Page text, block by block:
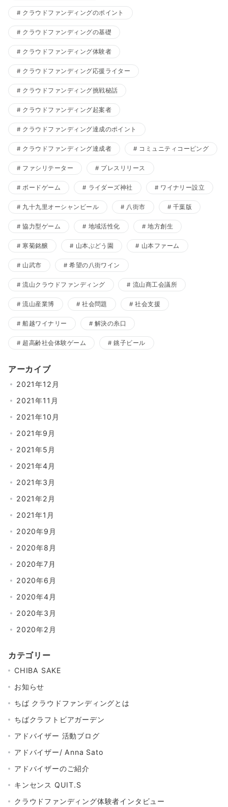
クラウドファンディングのポイント
クラウドファンディングの基礎
クラウドファンディング体験者
クラウドファンディング応援ライター
クラウドファンディング挑戦秘話
クラウドファンディング起案者
クラウドファンディング達成のポイント
クラウドファンディング達成者 コミュニティコーピング
ファシリテーター プレスリリース
ボードゲーム ライダーズ神社 ワイナリー設立
九十九里オーシャンビール 八街市 千葉版
協力型ゲーム 地域活性化 地方創生
寒菊銘醸 山本ぶどう園 山本ファーム
山武市 希望の八街ワイン
流山クラウドファンディング 流山商工会議所
流山産業博 社会問題 社会支援
船越ワイナリー 解決の糸口
超高齢社会体験ゲーム 銚子ビール
アーカイブ
2021年12月
2021年11月
2021年10月
2021年9月
2021年5月
2021年4月
2021年3月
2021年2月
2021年1月
2020年9月
2020年8月
2020年7月
2020年6月
2020年4月
2020年3月
2020年2月
カテゴリー
CHIBA SAKE
お知らせ
ちば クラウドファンディングとは
ちばクラフトビアガーデン
アドバイザー 活動ブログ
アドバイザー/ Anna Sato
アドバイザーのご紹介
キンセンス QUIT.S
クラウドファンディング体験者インタビュー